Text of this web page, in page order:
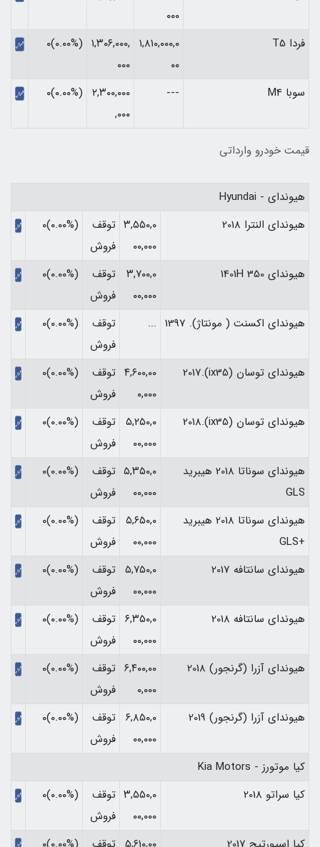
۰۰۰
فردا T5
۱,۸۱۰,۰۰۰,۰
۰۰
۱,۳۰۶,۰۰۰,
۰۰۰
(۰.۰۰%)۰
سوبا M4 ---
۲,۳۰۰,۰۰۰
,۰۰۰
(۰.۰۰%)۰
قیمت خودرو وارداتی
هیوندای - Hyundai
هیوندای النترا 2018
۳,۵۵۰,۰
۰۰,۰۰۰
توقف
فروش
(۰.۰۰%)۰
هیوندای 1401H 350
۳,۷۰۰,۰
۰۰,۰۰۰
توقف
فروش
(۰.۰۰%)۰
هیوندای اکسنت ( مونتاژ). 1397 ...
توقف
فروش
(۰.۰۰%)۰
هیوندای توسان (ix35).2017
۴,۶۰۰,۰۰
۰,۰۰۰
توقف
فروش
(۰.۰۰%)۰
هیوندای توسان (ix35).2018
۵,۲۵۰,۰
۰۰,۰۰۰
توقف
فروش
(۰.۰۰%)۰
هیوندای سوناتا 2018 هیبرید
GLS
۵,۳۵۰,۰
۰۰,۰۰۰
توقف
فروش
(۰.۰۰%)۰
هیوندای سوناتا 2018 هیبرید
+GLS
۵,۶۵۰,۰
۰۰,۰۰۰
توقف
فروش
(۰.۰۰%)۰
هیوندای سانتافه 2017
۵,۷۵۰,۰
۰۰,۰۰۰
توقف
فروش
(۰.۰۰%)۰
هیوندای سانتافه 2018
۶,۳۵۰,۰
۰۰,۰۰۰
توقف
فروش
(۰.۰۰%)۰
هیوندای آزرا (گرنجور) 2018
۶,۴۰۰,۰۰
۰,۰۰۰
توقف
فروش
(۰.۰۰%)۰
هیوندای آزرا (گرنجور) 2019
۶,۸۵۰,۰
۰۰,۰۰۰
توقف
فروش
(۰.۰۰%)۰
کیا موتورز - Kia Motors
کیا سراتو 2018
۳,۵۵۰,۰
۰۰,۰۰۰
توقف
فروش
(۰.۰۰%)۰